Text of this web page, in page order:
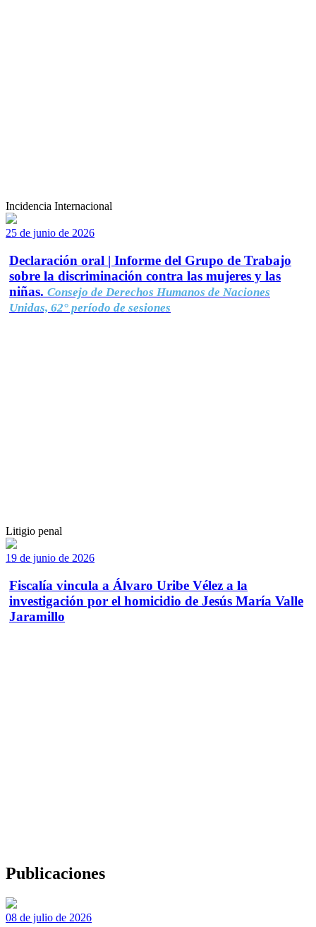
Incidencia Internacional
25 de junio de 2026
Declaración oral | Informe del Grupo de Trabajo
sobre la discriminación contra las mujeres y las
niñas. Consejo de Derechos Humanos de Naciones
Unidas, 62° período de sesiones
Litigio penal
19 de junio de 2026
Fiscalía vincula a Álvaro Uribe Vélez a la
investigación por el homicidio de Jesús María Valle
Jaramillo
Publicaciones
08 de julio de 2026